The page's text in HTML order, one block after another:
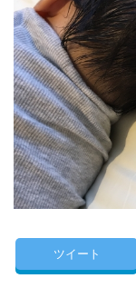
ツイート